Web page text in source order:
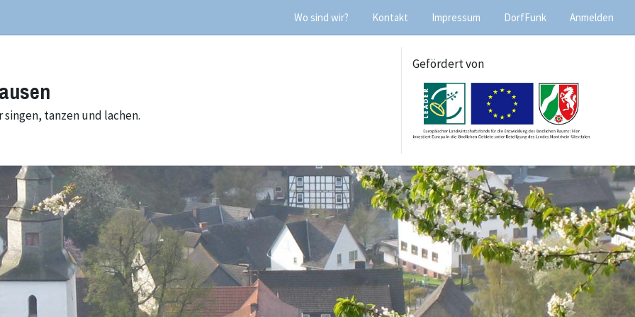
Wo sind wir? Kontakt Impressum DorfFunk Anmelden
tanzen und lachen.
Gefördert von